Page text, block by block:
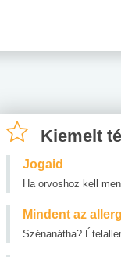
Kiemelt
Jogaid
Ha orvoshoz kell
Mindent az
Szénanátha?